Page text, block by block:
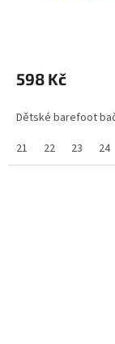
598 Kč
Dětské barefoot
21
22 23 24